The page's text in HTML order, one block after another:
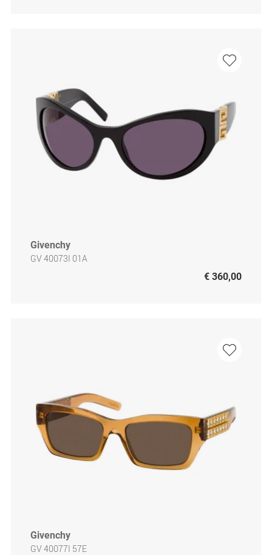
Givenchy
GV 40073I 01A
€ 360,00
Givenchy
GV 40077I 57E